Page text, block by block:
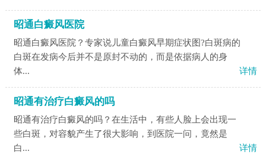
昭通白癜风医院
昭通白癜风医院？专家说儿童白癜风早期症状图?白斑病的
白斑在发病今后并不是原封不动的，而是依据病人的身
体...
详情
昭通有治疗白癜风的吗
昭通有治疗白癜风的吗？在生活中，有些人脸上会出现一
些白斑，对容貌产生了很大影响，到医院一问，竟然是
白...
详情